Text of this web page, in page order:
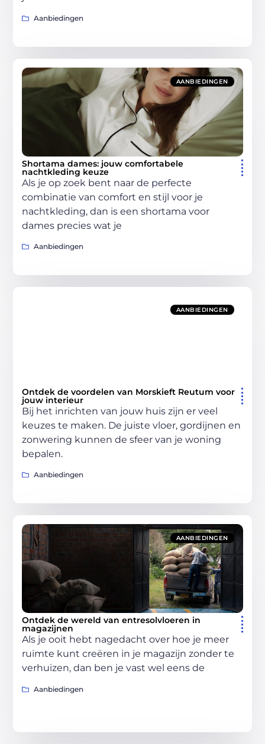
Aanbiedingen
AANBIEDINGEN
Shortama dames: jouw comfortabele
nachtkleding keuze
Als je op zoek bent naar de perfecte
combinatie van comfort en stijl voor je
nachtkleding, dan is een shortama voor
dames precies wat je
Aanbiedingen
AANBIEDINGEN
Ontdek de voordelen van Morskieft Reutum voor
jouw interieur
Bij het inrichten van jouw huis zijn er veel
keuzes te maken. De juiste vloer, gordijnen en
zonwering kunnen de sfeer van je woning
bepalen.
Aanbiedingen
AANBIEDINGEN
Ontdek de wereld van entresolvloeren in
magazijnen
Als je ooit hebt nagedacht over hoe je meer
ruimte kunt creëren in je magazijn zonder te
verhuizen, dan ben je vast wel eens de
Aanbiedingen